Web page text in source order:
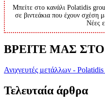
Μπείτε στο κανάλι Polatidis
σε βιντεάκια που έχουν σχέση
Νέες
ΒΡΕΙΤΕ ΜΑΣ ΣΤΟ
Ανιχνευτές μετάλλων -
Τελευταία άρθρα